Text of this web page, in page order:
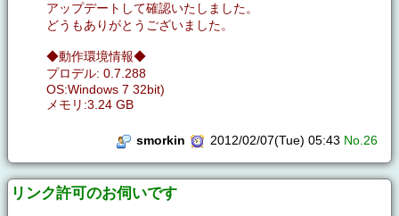
アップデートして確認いたしました。
どうもありがとうございました。
◆動作環境情報◆
プロデル: 0.7.288
OS:Windows 7 32bit)
メモリ:3.24 GB
smorkin 2012/02/07(Tue) 05:43 No.26
リンク許可のお伺いです